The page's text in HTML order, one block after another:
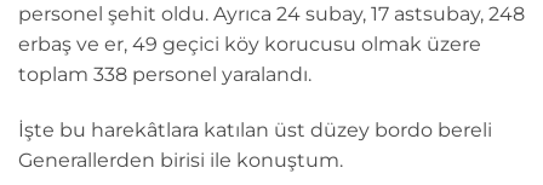
personel şehit oldu. Ayrıca 24 subay, 17 astsubay, 248
erbaş ve er, 49 geçici köy korucusu olmak üzere
toplam 338 personel yaralandı.
İşte bu harekâtlara katılan üst düzey bordo bereli
Generallerden birisi ile konuştum.